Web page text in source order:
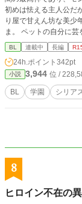
初めは怯える主人公だ
り屋で甘えん坊な美少
ま。 ペットの自分に芸を覚えさせようとする邪神さまの無茶ぶりに応えよう！
目指せ一人前のペット！ ※ 主人公の明るさと邪神さまの可愛さで隠れ
すが基本、人類が詰ん
場所はなく、首輪をつ
す。ほんわかした世界
れ合いが多いのでR15
願いします。 攻め気質主人公→嫌
ール、しおりを押し
BL 連載中 長編
24h.ポイント 342pt
小説 3,944 位 /
BL 学園 シリア
8
ヒロイン不在の